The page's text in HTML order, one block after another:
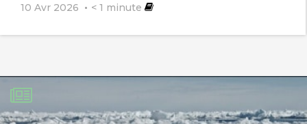
10 Avr 2026 < 1 minute